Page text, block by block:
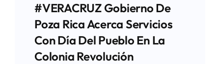
#VERACRUZ Gobierno De
Poza Rica Acerca Servicios
Con Día Del Pueblo En La
Colonia Revolución